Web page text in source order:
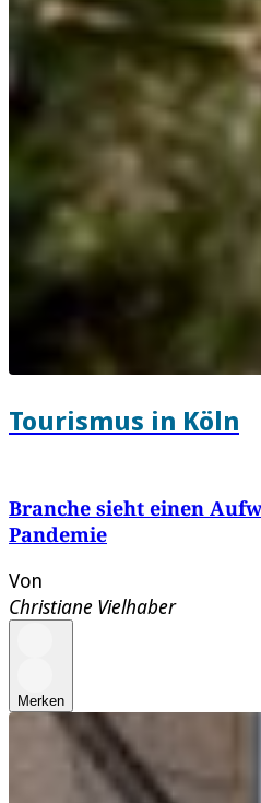
Tourismus in Köln
Branche sieht einen
Pandemie
Von
Christiane Vielhaber
Merken